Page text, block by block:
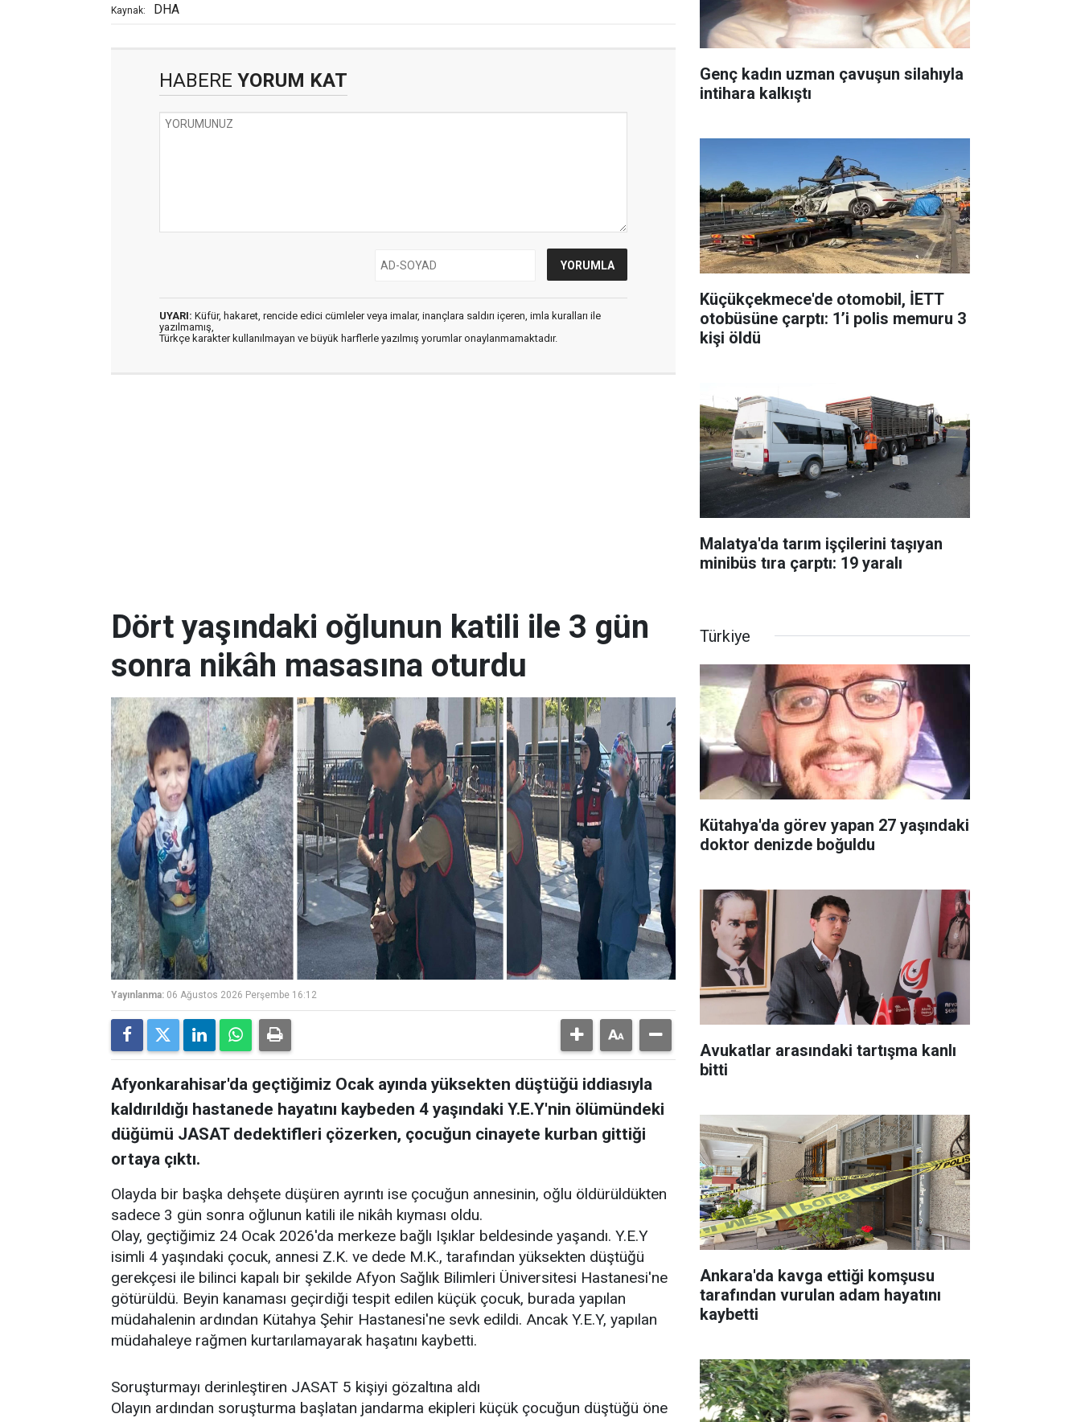
Kaynak: DHA
HABERE YORUM KAT
UYARI: Küfür, hakaret, rencide edici cümleler veya imalar, inançlara saldırı içeren, imla kuralları ile
yazılmamış,
Türkçe karakter kullanılmayan ve büyük harflerle yazılmış yorumlar onaylanmamaktadır.
Genç kadın uzman çavuşun silahıyla
intihara kalkıştı
Küçükçekmece'de otomobil, İETT
otobüsüne çarptı: 1’i polis memuru 3
kişi öldü
Malatya'da tarım işçilerini taşıyan
minibüs tıra çarptı: 19 yaralı
Dört yaşındaki oğlunun katili ile 3 gün
sonra nikâh masasına oturdu
Yayınlanma: 06 Ağustos 2026 Perşembe 16:12
Afyonkarahisar'da geçtiğimiz Ocak ayında yüksekten düştüğü iddiasıyla
kaldırıldığı hastanede hayatını kaybeden 4 yaşındaki Y.E.Y'nin ölümündeki
düğümü JASAT dedektifleri çözerken, çocuğun cinayete kurban gittiği
ortaya çıktı.
Olayda bir başka dehşete düşüren ayrıntı ise çocuğun annesinin, oğlu öldürüldükten
sadece 3 gün sonra oğlunun katili ile nikâh kıyması oldu.
Olay, geçtiğimiz 24 Ocak 2026'da merkeze bağlı Işıklar beldesinde yaşandı. Y.E.Y
isimli 4 yaşındaki çocuk, annesi Z.K. ve dede M.K., tarafından yüksekten düştüğü
gerekçesi ile bilinci kapalı bir şekilde Afyon Sağlık Bilimleri Üniversitesi Hastanesi'ne
götürüldü. Beyin kanaması geçirdiği tespit edilen küçük çocuk, burada yapılan
müdahalenin ardından Kütahya Şehir Hastanesi'ne sevk edildi. Ancak Y.E.Y, yapılan
müdahaleye rağmen kurtarılamayarak haşatını kaybetti.
Soruşturmayı derinleştiren JASAT 5 kişiyi gözaltına aldı
Olayın ardından soruşturma başlatan jandarma ekipleri küçük çocuğun düştüğü öne
Türkiye
Kütahya'da görev yapan 27 yaşındaki
doktor denizde boğuldu
Avukatlar arasındaki tartışma kanlı
bitti
Ankara'da kavga ettiği komşusu
tarafından vurulan adam hayatını
kaybetti